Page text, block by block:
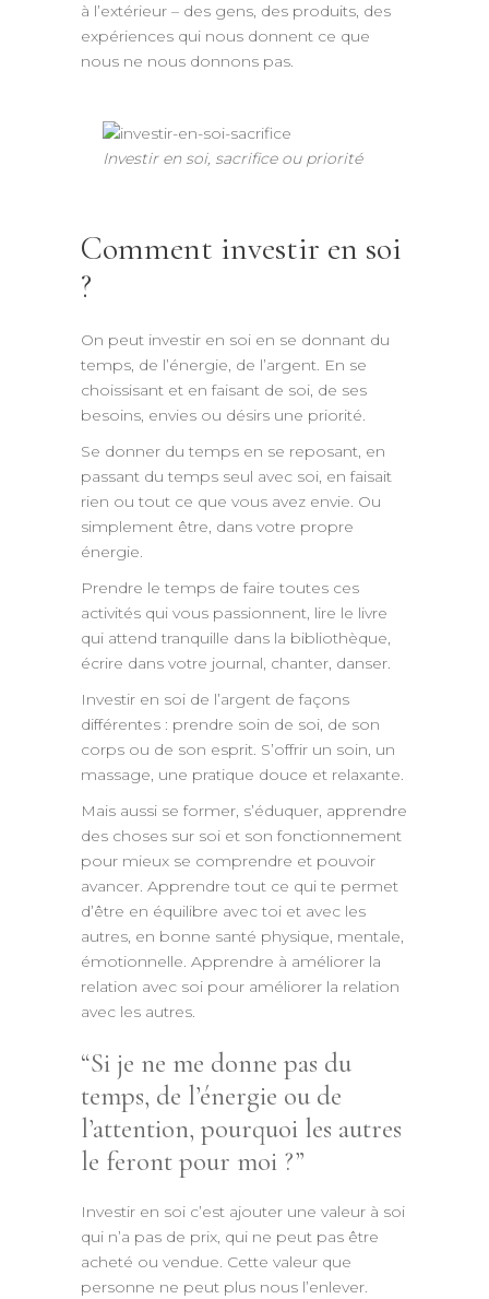
à l’extérieur – des gens, des produits, des
expériences qui nous donnent ce que
nous ne nous donnons pas.
Investir en soi, sacrifice ou priorité
Comment investir en soi
?
On peut investir en soi en se donnant du
temps, de l’énergie, de l’argent. En se
choissisant et en faisant de soi, de ses
besoins, envies ou désirs une priorité.
Se donner du temps en se reposant, en
passant du temps seul avec soi, en faisait
rien ou tout ce que vous avez envie. Ou
simplement être, dans votre propre
énergie.
Prendre le temps de faire toutes ces
activités qui vous passionnent, lire le livre
qui attend tranquille dans la bibliothèque,
écrire dans votre journal, chanter, danser.
Investir en soi de l’argent de façons
différentes : prendre soin de soi, de son
corps ou de son esprit. S’offrir un soin, un
massage, une pratique douce et relaxante.
Mais aussi se former, s’éduquer, apprendre
des choses sur soi et son fonctionnement
pour mieux se comprendre et pouvoir
avancer. Apprendre tout ce qui te permet
d’être en équilibre avec toi et avec les
autres, en bonne santé physique, mentale,
émotionnelle. Apprendre à améliorer la
relation avec soi pour améliorer la relation
avec les autres.
Si je ne me donne pas du
temps, de l’énergie ou de
l’attention, pourquoi les autres
le feront pour moi ?
Investir en soi c’est ajouter une valeur à soi
qui n’a pas de prix, qui ne peut pas être
acheté ou vendue. Cette valeur que
personne ne peut plus nous l’enlever.